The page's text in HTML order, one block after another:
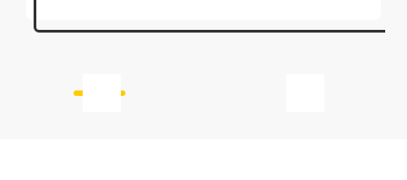
indication, ainsi que les objets à découper.
[…]